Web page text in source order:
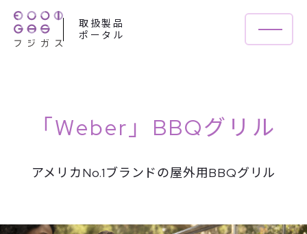
取扱製品
ポータル
「Weber」BBQグリル
アメリカNo.1ブランドの屋外用BBQグリル